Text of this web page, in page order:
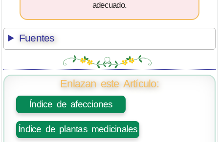
adecuado.
Fuentes
Enlazan este Artículo:
Índice de afecciones
Índice de plantas medicinales